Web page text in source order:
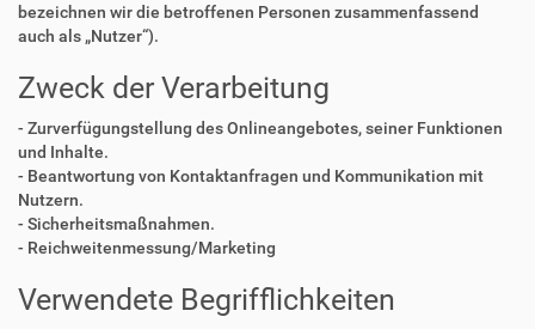
bezeichnen wir die betroffenen Personen zusammenfassend
auch als „Nutzer“).
Zweck der Verarbeitung
- Zurverfügungstellung des Onlineangebotes, seiner Funktionen
und Inhalte.
- Beantwortung von Kontaktanfragen und Kommunikation mit
Nutzern.
- Sicherheitsmaßnahmen.
- Reichweitenmessung/Marketing
Verwendete Begrifflichkeiten